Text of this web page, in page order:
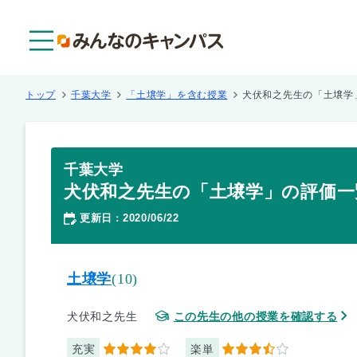
トップ 千葉大学 「土壌学」を含む授業 犬伏和之先生の「土壌学
千葉大学
犬伏和之先生の「土壌学」の評価
更新日 ： 2020/06/22
土壌学(10)
犬伏和之先生 この先生の他の授業を確認する
充実 4 楽単 3.5